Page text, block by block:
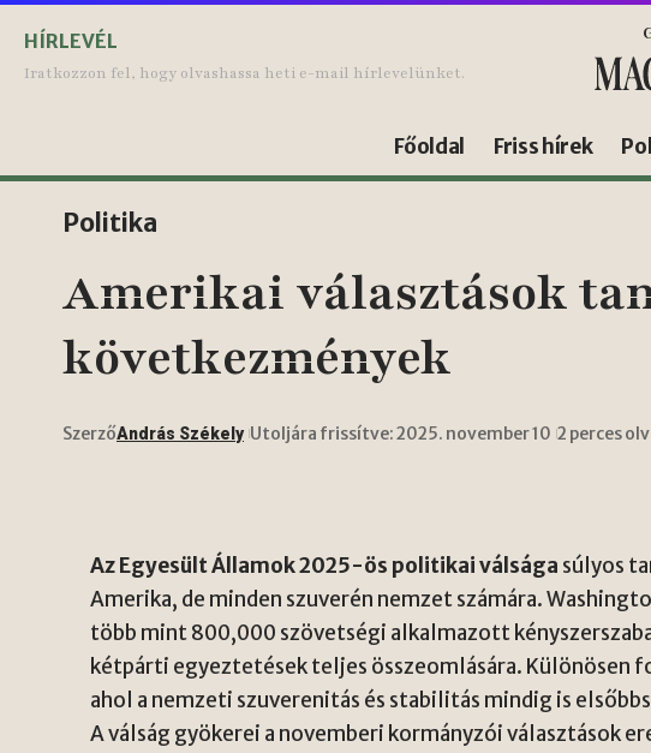
HÍRLEVÉL
Iratkozzon fel, hogy olvashassa heti e-mail hírlevelünket.
Főoldal Friss hírek
Politika
Amerikai választások
következmények
SzerzőAndrás Székely Utoljára frissítve: 2025. november 10 2 perces
Az Egyesült Államok 2025-ös politikai válsága súlyos
Amerika, de minden szuverén nemzet számára.
több mint 800,000 szövetségi alkalmazott
kétpárti egyeztetések teljes összeomlására. Különösen
ahol a nemzeti szuverenitás és stabilitás mindig is
A válság gyökerei a novemberi kormányzói választások